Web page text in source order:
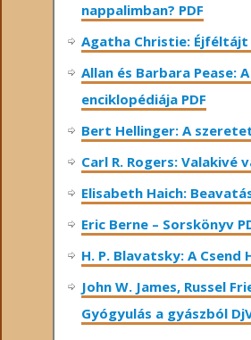
nappalimban? PDF
Agatha Christie: Éjféltájt
Allan és Barbara Pease:
enciklopédiája PDF
Bert Hellinger: A
Carl R. Rogers: Valakivé
Elisabeth Haich:
Eric Berne – Sorskönyv
H. P. Blavatsky: A Csend
John W. James, Russel
Gyógyulás a gyászból